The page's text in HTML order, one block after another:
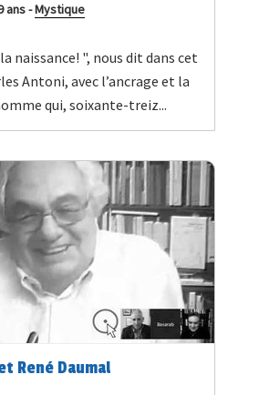
ans-Mystique
naissance! ", nous dit dans cet
Antoni, avec l’ancrage et la
qui, soixante-treiz...
René Daumal